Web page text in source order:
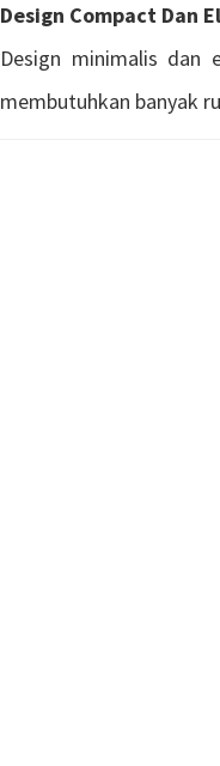
Design Compact Dan
Design minimalis dan
membutuhkan banyak